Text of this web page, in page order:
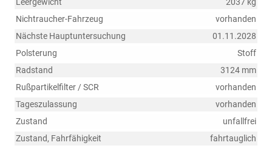
Leergewicht
2037 kg
Nichtraucher-Fahrzeug
vorhanden
Nächste Hauptuntersuchung
01.11.2028
Polsterung
Stoff
Radstand
3124 mm
Rußpartikelfilter / SCR
vorhanden
Tageszulassung
vorhanden
Zustand
unfallfrei
Zustand, Fahrfähigkeit
fahrtauglich